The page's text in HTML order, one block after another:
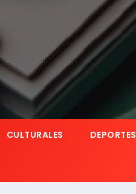
CULTURALES DEPORTES